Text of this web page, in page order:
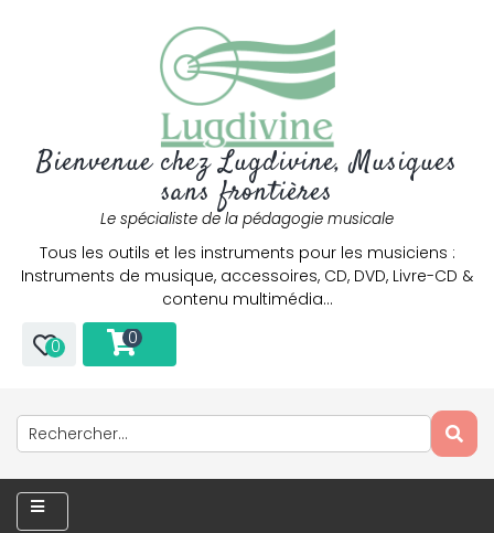
Bienvenue chez Lugdivine, Musiques
sans frontières
Le spécialiste de la pédagogie musicale
Tous les outils et les instruments pour les musiciens :
Instruments de musique, accessoires, CD, DVD, Livre-CD &
contenu multimédia…
0 0